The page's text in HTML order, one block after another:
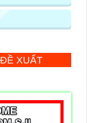
XUẤT